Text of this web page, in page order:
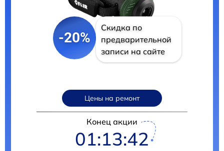
-20%
Скидка по
предварительной
записи на сайте
Цены на ремонт
Конец акции
01:13:41